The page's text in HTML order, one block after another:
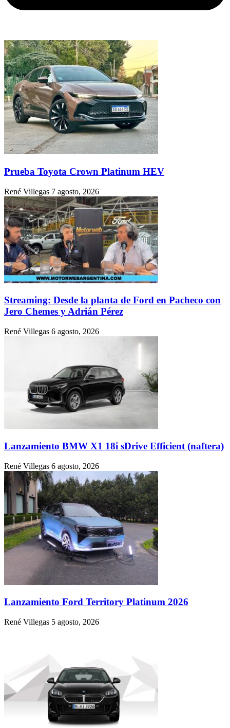
Prueba Toyota Crown Platinum HEV
René Villegas 7 agosto, 2026
Streaming: Desde la planta de Ford en Pacheco con
Jero Chemes y Adrián Pérez
René Villegas 6 agosto, 2026
Lanzamiento BMW X1 18i sDrive Efficient (naftera)
René Villegas 6 agosto, 2026
Lanzamiento Ford Territory Platinum 2026
René Villegas 5 agosto, 2026